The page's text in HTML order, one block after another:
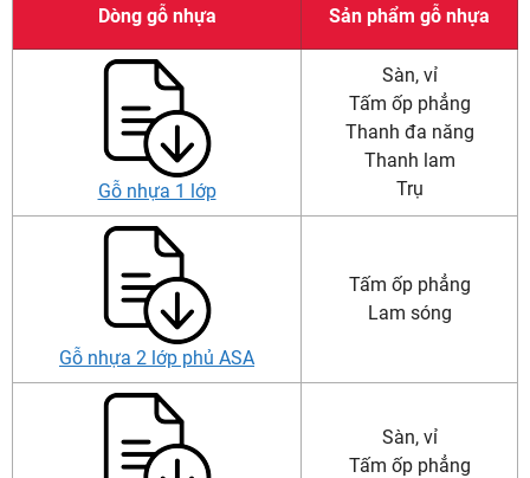
Dòng gỗ nhựa Sản phẩm gỗ nhựa
Gỗ nhựa 1 lớp
Sàn, vỉ
Tấm ốp phẳng
Thanh đa năng
Thanh lam
Trụ
Gỗ nhựa 2 lớp phủ ASA
Tấm ốp phẳng
Lam sóng
Sàn, vỉ
Tấm ốp phẳng